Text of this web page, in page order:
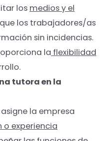
los medios y el
los trabajadores/as
sin incidencias.
la flexibilidad
tutora en la
la empresa
experiencia